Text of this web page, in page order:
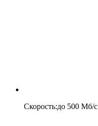
Скорость:до 500 Мб/c